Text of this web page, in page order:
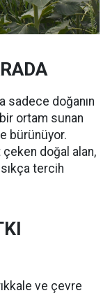
sadece doğanın
ortam sunan
bürünüyor.
doğal alan,
tercih
ve çevre